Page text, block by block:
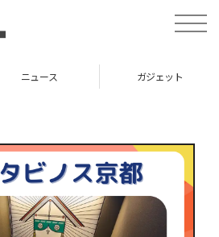
toggle
ニュース ガジェット